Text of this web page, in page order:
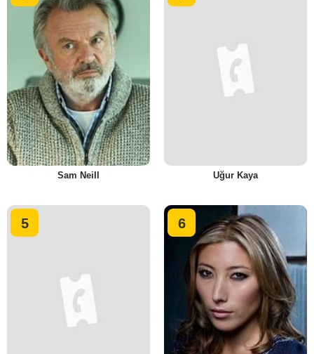
Sam Neill Uğur Kaya
5 6